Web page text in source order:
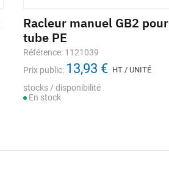
Racleur manuel GB2 pour
tube PE
Référence: 1121039
Prix public: 13,93 € HT / UNITÉ
stocks / disponibilité
En stock